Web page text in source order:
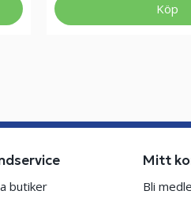
Köp
butiker
Mitt
Bli